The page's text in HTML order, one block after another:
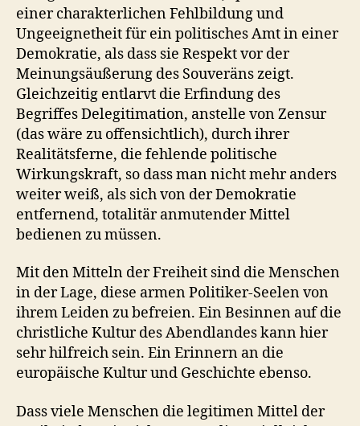
einer charakterlichen Fehlbildung und
Ungeeignetheit für ein politisches Amt in einer
Demokratie, als dass sie Respekt vor der
Meinungsäußerung des Souveräns zeigt.
Gleichzeitig entlarvt die Erfindung des
Begriffes Delegitimation, anstelle von Zensur
(das wäre zu offensichtlich), durch ihrer
Realitätsferne, die fehlende politische
Wirkungskraft, so dass man nicht mehr anders
weiter weiß, als sich von der Demokratie
entfernend, totalitär anmutender Mittel
bedienen zu müssen.
Mit den Mitteln der Freiheit sind die Menschen
in der Lage, diese armen Politiker-Seelen von
ihrem Leiden zu befreien. Ein Besinnen auf die
christliche Kultur des Abendlandes kann hier
sehr hilfreich sein. Ein Erinnern an die
europäische Kultur und Geschichte ebenso.
Dass viele Menschen die legitimen Mittel der